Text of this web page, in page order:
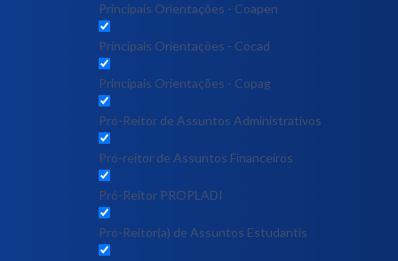
Principais Orientações - Coapen
Principais Orientações - Cocad
Principais Orientações - Copag
Pró-Reitor de Assuntos Administrativos
Pró-reitor de Assuntos Financeiros
Pró-Reitor PROPLADI
Pró-Reitor(a) de Assuntos Estudantis